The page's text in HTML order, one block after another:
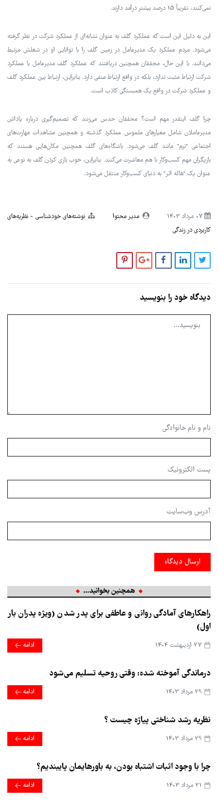
نمی‌کنند، تقریباً 15 درصد بیشتر درآمد دارند.
این به دلیل این است که عملکرد گلف به عنوان نشانه‌ای از عملکرد شرکت در نظر گرفته
می‌شود. مردم عملکرد یک مدیرعامل در زمین گلف را با توانایی او در شغلش مرتبط
می‌دانند. با این حال، محققان همچنین دریافتند که عملکرد گلف مدیرعامل با عملکرد
شرکت ارتباط مثبت ندارد، بلکه در واقع ارتباط منفی دارد. بنابراین، ارتباط بین عملکرد گلف
و عملکرد شرکت در واقع یک همبستگی کاذب است.
چرا گلف اینقدر مهم است؟ محققان حدس می‌زنند که تصمیم‌گیری درباره پاداش
مدیرعاملان شامل معیارهای ملموس عملکرد گذشته و همچنین مشاهدات مهارت‌های
اجتماعی "نرم" مانند گلف می‌شود. باشگاه‌های گلف همچنین مکان‌هایی هستند که
بازیگران مهم کسب‌وکار با هم معاشرت می‌کنند. بنابراین، خوب بازی کردن گلف به نوعی به
عنوان یک "هاله اثر" به دنیای کسب‌وکار منتقل می‌شود.
07 مرداد 1403 مدیر محتوا نوشته‌های خودشناسی
نظریه‌های
کاربردی در زندگی
دیدگاه خود را بنویسید
نام و نام خانوادگی
پست الکترونیک
آدرس وب‌سایت
ارسال دیدگاه
همچنین بخوانید...
راهکارهای آمادگی روانی و عاطفی برای پدر شدن (ویژه پدران بار
اول)
ادامه
درماندگی آموخته شده: وقتی روحیه تسلیم می‌شود
ادامه
نظریه رشد شناختی پیاژه چیست ؟
ادامه
چرا با وجود اثبات اشتباه بودن، به باورهایمان پایبندیم؟
ادامه